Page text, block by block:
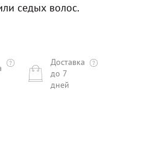
седых волос.
Доставка
до 7
дней